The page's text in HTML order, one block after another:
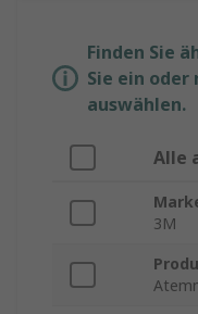
Finden Sie
Sie ein
auswählen.
Alle
3M